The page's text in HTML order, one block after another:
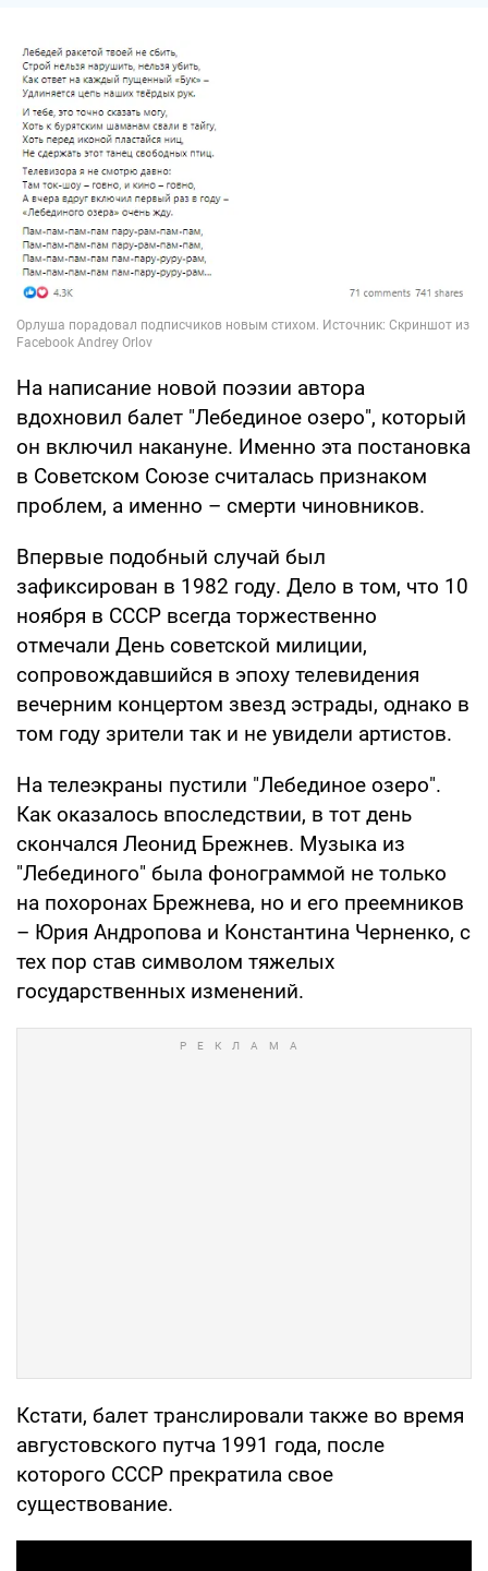
На написание новой поэзии автора
вдохновил балет "Лебединое озеро", который
он включил накануне. Именно эта постановка
в Советском Союзе считалась признаком
проблем, а именно – смерти чиновников.
Впервые подобный случай был
зафиксирован в 1982 году. Дело в том, что 10
ноября в СССР всегда торжественно
отмечали День советской милиции,
сопровождавшийся в эпоху телевидения
вечерним концертом звезд эстрады, однако в
том году зрители так и не увидели артистов.
На телеэкраны пустили "Лебединое озеро".
Как оказалось впоследствии, в тот день
скончался Леонид Брежнев. Музыка из
"Лебединого" была фонограммой не только
на похоронах Брежнева, но и его преемников
– Юрия Андропова и Константина Черненко, с
тех пор став символом тяжелых
государственных изменений.
Кстати, балет транслировали также во время
августовского путча 1991 года, после
которого СССР прекратила свое
существование.